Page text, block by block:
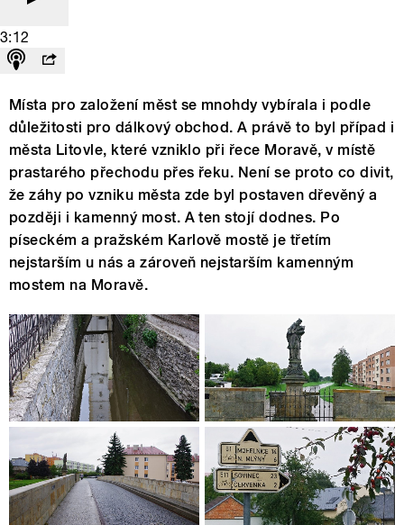
3:12
Místa pro založení měst se mnohdy vybírala i podle
důležitosti pro dálkový obchod. A právě to byl případ i
města Litovle, které vzniklo při řece Moravě, v místě
prastarého přechodu přes řeku. Není se proto co divit,
že záhy po vzniku města zde byl postaven dřevěný a
později i kamenný most. A ten stojí dodnes. Po
píseckém a pražském Karlově mostě je třetím
nejstarším u nás a zároveň nejstarším kamenným
mostem na Moravě.